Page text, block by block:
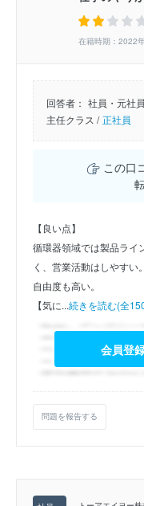
在籍時期：2022
回答者： 社員・元社
主任クラス / 正社員
この口
【良い点】
循環器領域では製品ライ
く、営業活動はしやすい
自由度も高い。
【気に...続きを読む(全
会員登
問題を報告する